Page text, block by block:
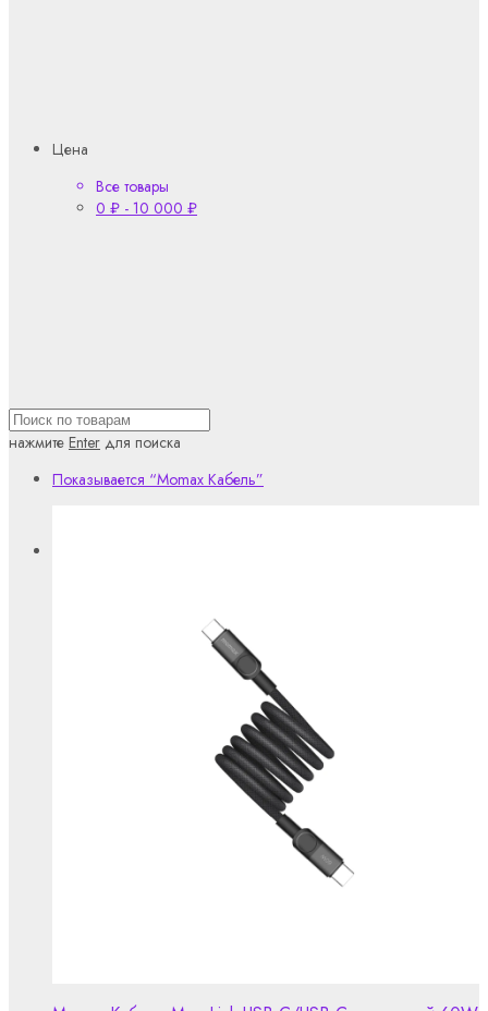
Цена
Все товары
0 ₽ - 10 000 ₽
нажмите Enter для поиска
Показывается “Momax Кабель”